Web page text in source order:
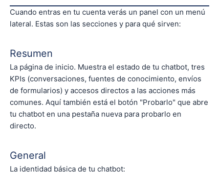
Cuando entras en tu cuenta verás un panel con un menú
lateral. Estas son las secciones y para qué sirven:
Resumen
La página de inicio. Muestra el estado de tu chatbot, tres
KPIs (conversaciones, fuentes de conocimiento, envíos
de formularios) y accesos directos a las acciones más
comunes. Aquí también está el botón "Probarlo" que abre
tu chatbot en una pestaña nueva para probarlo en
directo.
General
La identidad básica de tu chatbot: